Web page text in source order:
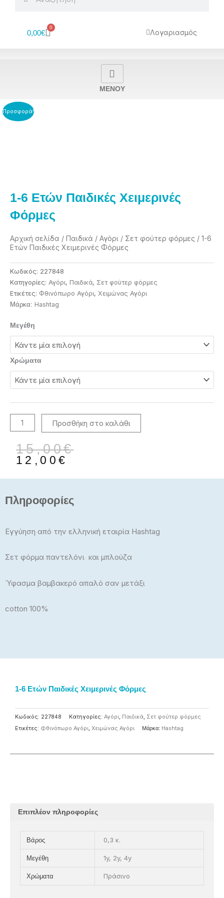
0,00€
0
Cart Λογαριασμός
MENOY
Προσφορά!
1-6 Ετών Παιδικές Χειμερινές
Φόρμες
Αρχική σελίδα / Παιδικά / Αγόρι / Σετ φούτερ φόρμες / 1-6
Ετών Παιδικές Χειμερινές Φόρμες
Κωδικός: 227848
Κατηγορίες: Αγόρι, Παιδικά, Σετ φούτερ φόρμες
Ετικέτες: Φθινόπωρο Αγόρι, Χειμώνας Αγόρι
Μάρκα: Ηashtag
Μεγέθη
Χρώματα
1-
6
Ετών
Παιδικές
Φόρμες
ποσότητα
Προσθήκη στο καλάθι
15,00€
Original
price
was:
15,00€.
12,00 €
Η
τρέχουσα
τιμή
είναι:
12,00€.
Πληροφορίες
Εγγύηση από την ελληνική εταιρία Hashtag
Σετ φόρμα παντελόνι και μπλούζα
Ύφασμα βαμβακερό απαλό σαν μετάξι
cotton 100%
1-6 Ετών Παιδικές Χειμερινές Φόρμες
Κωδικός: 227848 Κατηγορίες: Αγόρι, Παιδικά, Σετ φούτερ φόρμες
Ετικέτες: Φθινόπωρο Αγόρι, Χειμώνας Αγόρι Μάρκα: Ηashtag
Επιπλέον πληροφορίες
Βάρος 0,3 κ.
Μεγέθη 1y, 2y, 4y
Χρώματα Πράσινο